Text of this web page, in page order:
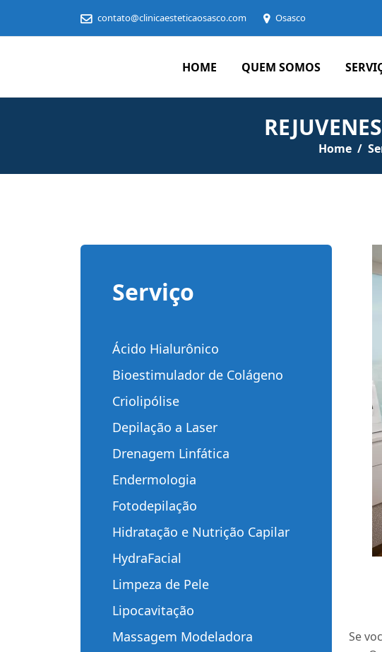
contato@clinicaesteticaosasco.com Osasco
HOME QUEM SOMOS
Home /
Serviço
Ácido Hialurônico
Bioestimulador de Colágeno
Criolipólise
Depilação a Laser
Drenagem Linfática
Endermologia
Fotodepilação
Hidratação e Nutrição Capilar
HydraFacial
Limpeza de Pele
Lipocavitação
Massagem Modeladora
Se